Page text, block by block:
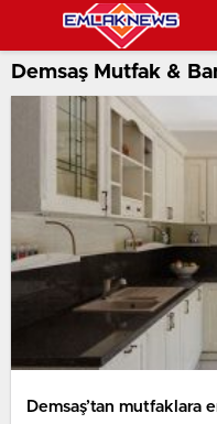
Demsaş Mutfak &
Demsaş’tan mutfaklara